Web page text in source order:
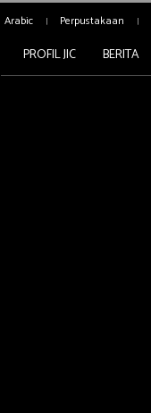
Arabic Perpustakaan
PROFIL JIC BERITA